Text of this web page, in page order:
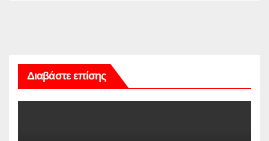
Διαβάστε επίσης